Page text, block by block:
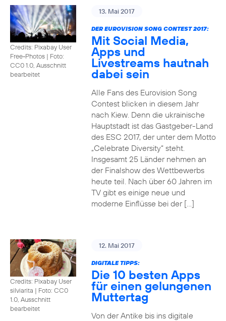
Credits: Pixabay User
Free-Photos | Foto:
CC0 1.0, Ausschnitt
bearbeitet
13. Mai 2017
DER EUROVISION SONG CONTEST 2017:
Mit Social Media,
Apps und
Livestreams hautnah
dabei sein
Alle Fans des Eurovision Song
Contest blicken in diesem Jahr
nach Kiew. Denn die ukrainische
Hauptstadt ist das Gastgeber-Land
des ESC 2017, der unter dem Motto
„Celebrate Diversity“ steht.
Insgesamt 25 Länder nehmen an
der Finalshow des Wettbewerbs
heute teil. Nach über 60 Jahren im
TV gibt es einige neue und
moderne Einflüsse bei der […]
Credits: Pixabay User
silviarita | Foto: CC0
1.0, Ausschnitt
bearbeitet
12. Mai 2017
DIGITALE TIPPS:
Die 10 besten Apps
für einen gelungenen
Muttertag
Von der Antike bis ins digitale